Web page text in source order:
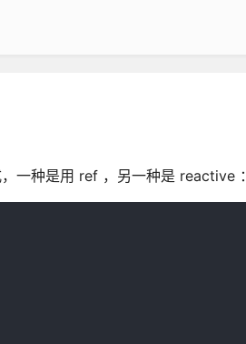
种是用 ref ，另一种是 reactive ：